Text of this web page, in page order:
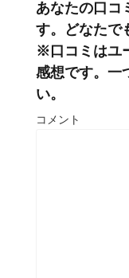
あなたの口コ
す。どなたで
※口コミはユ
感想です。一
い。
コメント